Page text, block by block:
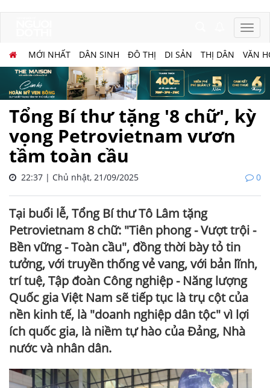
MỚI NHẤT DÂN SINH ĐÔ THỊ DI SẢN THỊ DÂN VĂN
Tổng Bí thư tặng '8 chữ', kỳ
vọng Petrovietnam vươn
tầm toàn cầu
22:37 | Chủ nhật, 21/09/2025 0
Tại buổi lễ, Tổng Bí thư Tô Lâm tặng
Petrovietnam 8 chữ: "Tiên phong - Vượt trội -
Bền vững - Toàn cầu", đồng thời bày tỏ tin
tưởng, với truyền thống vẻ vang, với bản lĩnh,
trí tuệ, Tập đoàn Công nghiệp - Năng lượng
Quốc gia Việt Nam sẽ tiếp tục là trụ cột của
nền kinh tế, là "doanh nghiệp dân tộc" vì lợi
ích quốc gia, là niềm tự hào của Đảng, Nhà
nước và nhân dân.